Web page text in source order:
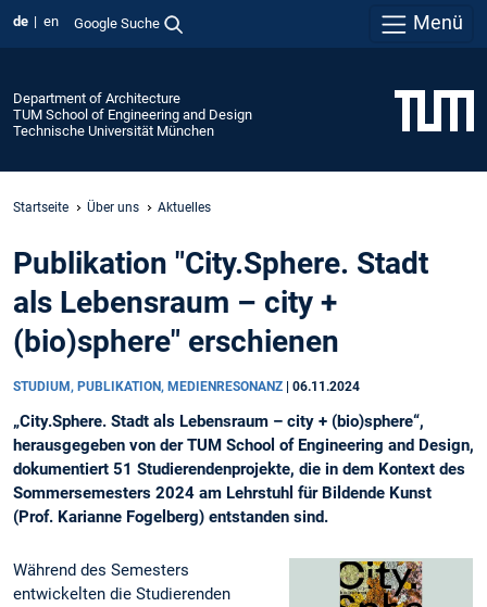
de en Google Suche Menü
Department of Architecture
TUM School of Engineering and Design
Technische Universität München
Startseite Über uns Aktuelles
Publikation "City.Sphere. Stadt
als Lebensraum – city +
(bio)sphere" erschienen
STUDIUM, PUBLIKATION, MEDIENRESONANZ 06.11.2024
„City.Sphere. Stadt als Lebensraum – city + (bio)sphere“,
herausgegeben von der TUM School of Engineering and Design,
dokumentiert 51 Studierendenprojekte, die in dem Kontext des
Sommersemesters 2024 am Lehrstuhl für Bildende Kunst
(Prof. Karianne Fogelberg) entstanden sind.
Während des Semesters
entwickelten die Studierenden